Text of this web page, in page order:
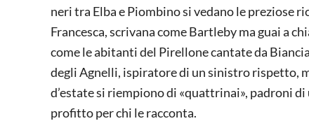
neri tra Elba e Piombino si vedano le preziose
Francesca, scrivana come Bartleby ma guai a
come le abitanti del Pirellone cantate da
degli Agnelli, ispiratore di un sinistro rispetto,
d’estate si riempiono di «quattrinai», padroni
profitto per chi le racconta.